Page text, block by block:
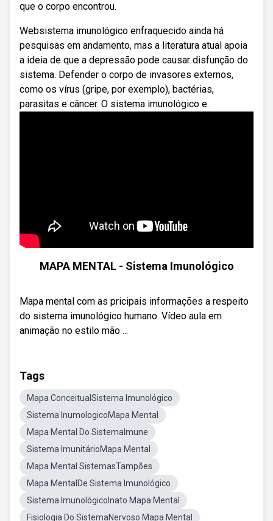
que o corpo encontrou.
Websistema imunológico enfraquecido ainda há
pesquisas em andamento, mas a literatura atual apoia
a ideia de que a depressão pode causar disfunção do
sistema. Defender o corpo de invasores externos,
como os vírus (gripe, por exemplo), bactérias,
parasitas e câncer. O sistema imunológico e.
MAPA MENTAL - Sistema Imunológico
Mapa mental com as pricipais informações a respeito
do sistema imunológico humano. Vídeo aula em
animação no estilo mão ...
Tags
Mapa ConceitualSistema Imunológico
Sistema InumologicoMapa Mental
Mapa Mental Do SistemaImune
Sistema ImunitárioMapa Mental
Mapa Mental SistemasTampões
Mapa MentalDe Sistema Imunológico
Sistema ImunológicoInato Mapa Mental
Fisiologia Do SistemaNervoso Mapa Mental